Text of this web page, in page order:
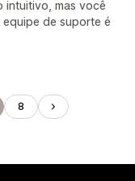
intuitivo, mas você
de suporte é
8